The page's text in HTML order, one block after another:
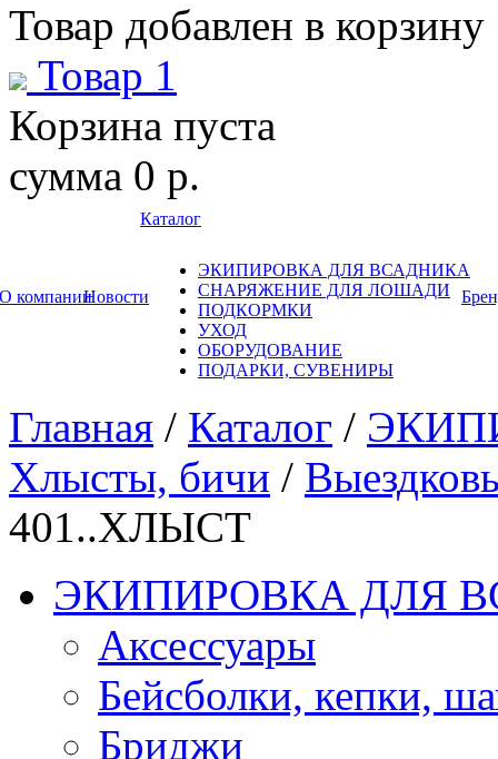
Товар добавлен в корзину
Товар 1
Корзина пуста
сумма 0 р.
О компанииНовости
Каталог
ЭКИПИРОВКА ДЛЯ ВСАДНИКА
СНАРЯЖЕНИЕ ДЛЯ ЛОШАДИ
ПОДКОРМКИ
УХОД
ОБОРУДОВАНИЕ
ПОДАРКИ, СУВЕНИРЫ
Главная / Каталог /
Хлысты, бичи /
401..ХЛЫСТ
ЭКИПИРОВКА ДЛЯ
Аксессуары
Бейсболки, кепки,
Бриджи